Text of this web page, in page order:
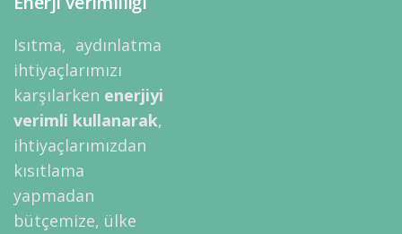
Isıtma, aydınlatma
ihtiyaçlarımızı
karşılarken enerjiyi
verimli kullanarak,
ihtiyaçlarımızdan
kısıtlama
yapmadan
bütçemize, ülke